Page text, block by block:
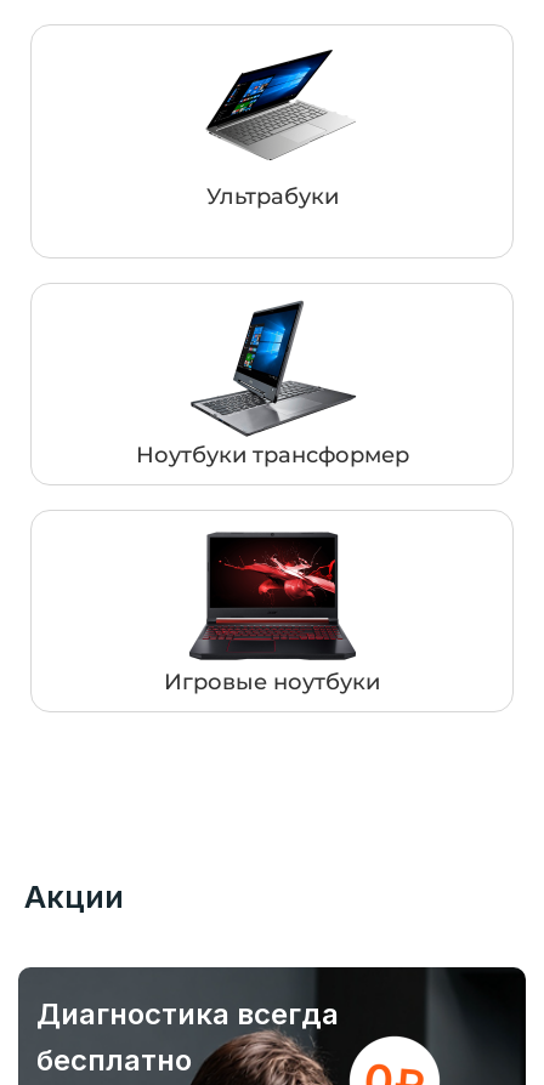
Ультрабуки
Ноутбуки трансформер
Игровые ноутбуки
Акции
Диагностика всегда
бесплатно